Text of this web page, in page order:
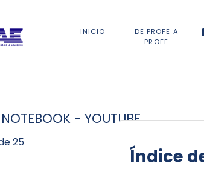
INICIO
DE PROFE A
PROFE
- YOUTUBE.
Índice
25